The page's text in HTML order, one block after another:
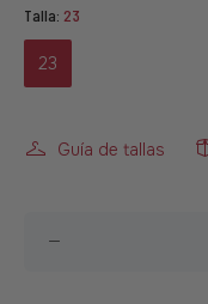
Talla: 23
23
Guía de tallas